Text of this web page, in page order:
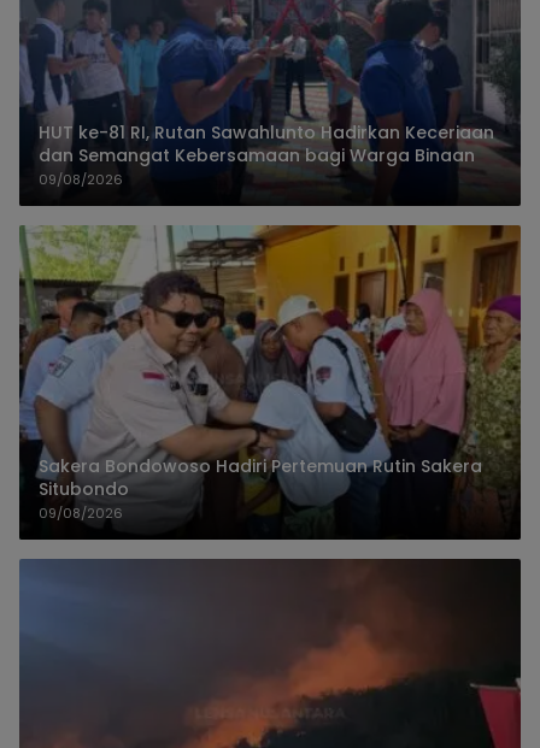
HUT ke-81 RI, Rutan Sawahlunto Hadirkan Keceriaan
dan Semangat Kebersamaan bagi Warga Binaan
09/08/2026
Sakera Bondowoso Hadiri Pertemuan Rutin Sakera
Situbondo
09/08/2026